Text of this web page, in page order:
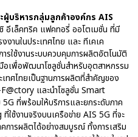
บริหารกลุ่มลูกค้าองค์กร AIS
อีเล็คทริค แฟคทอรี่ ออโตเมชั่น ที่มี
านในประเทศไทย และ ทีเคเค
รใช้งานระบบควบคุมการผลิตอัตโนมัติ
อเพื่อพัฒนาโซลูชั่นสำหรับอุตสาหกรรม
เทศไทยเป็นฐานการผลิตที่สำคัญของ
และนำโซลูชั่น Smart
ที่พร้อมให้บริการและยกระดับภาค
ช้งานจริงบนเครือข่าย AIS 5G ที่จะ
คการผลิตได้อย่างสมบูรณ์ ทั้งการเสริม